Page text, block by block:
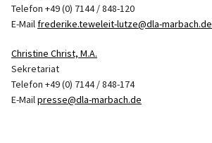
Telefon +49 (0) 7144 / 848-120
E-Mailfrederike.teweleit-lutze@dla-marbach.de
Christine Christ, M.A.
Sekretariat
Telefon +49 (0) 7144 / 848-174
E-Mailpresse@dla-marbach.de